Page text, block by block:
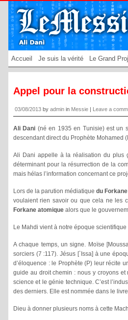
Accueil Je suis la vérité Le Grand
Appel pour la
03/08/2013 by admin in Messie | Leave a
Ali Dani (né en 1935 en Tunisie) est un
descendant direct du Prophète Mohamed
Ali Dani appelle à la réalisation du plus
déterminant pour la résurrection de la
mais hélas l’information concernant ce
Lors de la parution médiatiquedu Forkane
voulaient rien savoir ou que cela ne les
Forkane atomique alors que le
Le Mahdi vient à notre époque
A chaque temps, un signe. Moïse
sorciers (7 :117). Jésus [`Issa] à une
d’éloquence : le Prophète (P) leur récite
guide au droit chemin : nous y croyons et
science et le génie technique. C’est
des derniers. Elle est nommée dans le
Dieu à donner plusieurs noms à cette